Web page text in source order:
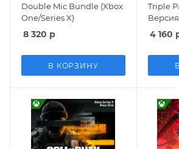
Double Mic Bundle (Xbox
One/Series X)
8 320 р
В КОРЗИНУ
Triple
Версия
X)
4 160